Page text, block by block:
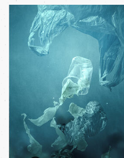
WECHSELN